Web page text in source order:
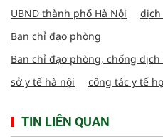
UBND thành phố Hà Nội
dịch
Ban chỉ đạo phòng
Ban chỉ đạo phòng, chống
sở y tế hà nội
công tác y tế
TIN LIÊN QUAN